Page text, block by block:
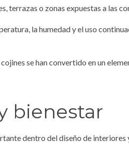
terrazas o zonas expuestas a las
la humedad y el uso
se han convertido en un
bienestar
dentro del diseño de